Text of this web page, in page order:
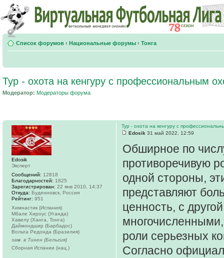
Список форумов ‹ Национальные форумы ‹ Тонга
Тур - охота на кенгуру с профессиональным
Модератор: Модераторы форума
Тур - охота на кенгуру с
Edosik 31 май 2022, 12:59
Обширное по
противоречивую
одной стороны,
представляют
ценность, с
роли серьезных
Согласно
Edosik
Эксперт
Сообщений: 12818
Благодарностей: 1825
Зарегистрирован: 22 янв 2010, 14:37
Откуда: Буденновск, Россия
Рейтинг: 951
Химнастик (Испания)
Мбале Хироус (Уганда)
Хавелу (Ханга, Тонга)
Даймондшир (Барбадос)
Вольта Редонда (Бразилия)
зам. в Тинен (Бельгия)
Сборная Испании (нац.)